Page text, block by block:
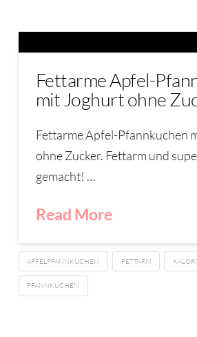
Fettarme Apfel-
mit Joghurt ohne
Fettarme Apfel-Pfannkuchen
ohne Zucker. Fettarm und
gemacht! …
Read More
APFELPFANNKUCHEN FETTARM
PFANNKUCHEN